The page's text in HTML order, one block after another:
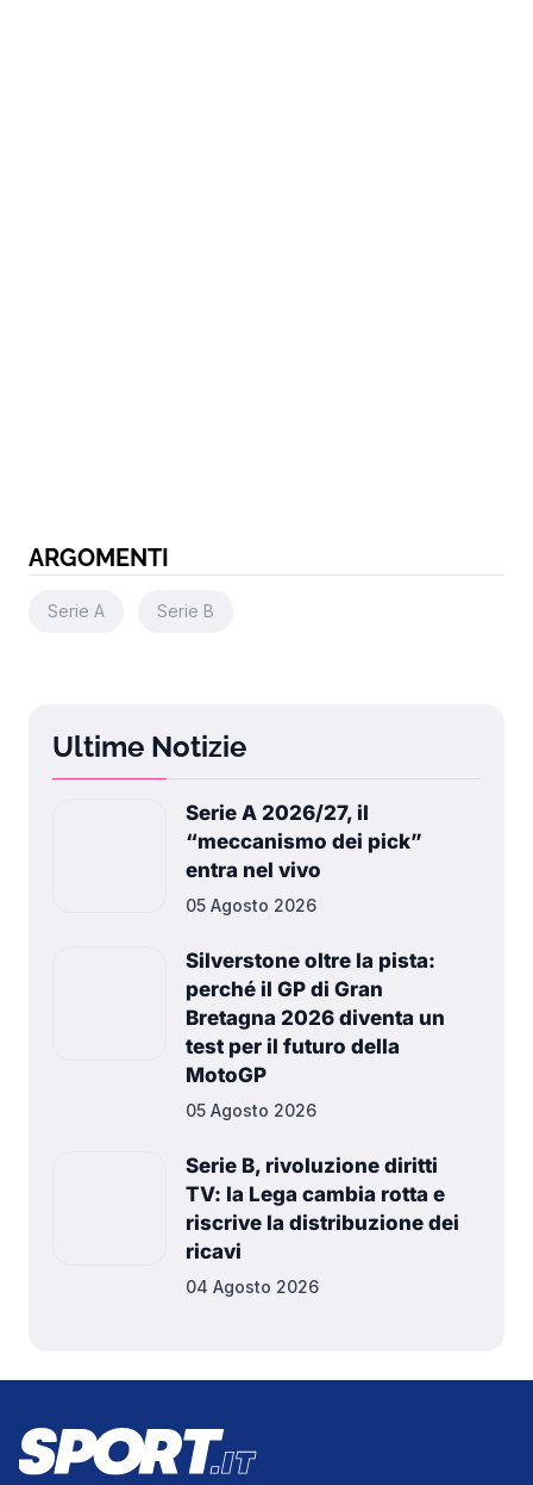
ARGOMENTI
Serie A Serie B
Ultime Notizie
Serie A 2026/27, il
“meccanismo dei pick”
entra nel vivo
05 Agosto 2026
Silverstone oltre la pista:
perché il GP di Gran
Bretagna 2026 diventa un
test per il futuro della
MotoGP
05 Agosto 2026
Serie B, rivoluzione diritti
TV: la Lega cambia rotta e
riscrive la distribuzione dei
ricavi
04 Agosto 2026